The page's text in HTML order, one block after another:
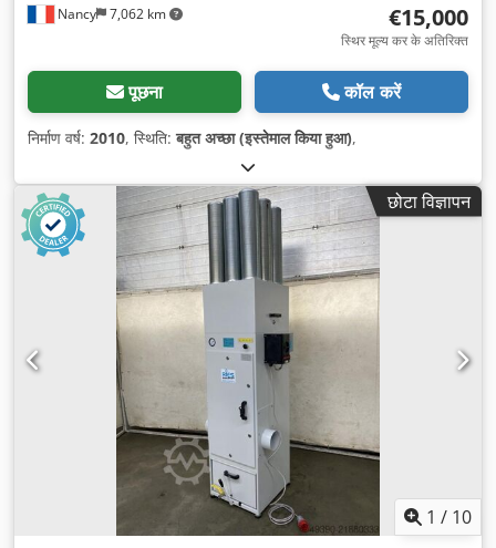
Nancy 7,062 km €15,000
स्थिर मूल्य कर के अतिरिक्त
पूछना कॉल करें
निर्माण वर्ष: 2010, स्थिति:बहुत अच्छा (इस्तेमाल किया हुआ),
छोटा विज्ञापन
1 / 10